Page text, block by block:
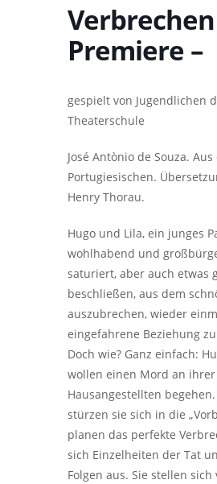
Premiere –
gespielt von Jugendlichen
Theaterschule
José Antònio de Souza. Aus
Portugiesischen.
Henry Thorau.
Hugo und Lila, ein junges
wohlhabend und
saturiert, aber auch etwas
beschließen, aus dem
auszubrechen, wieder
eingefahrene Beziehung
Doch wie? Ganz einfach:
wollen einen Mord an ihrer
Hausangestellten
stürzen sie sich in die
planen das perfekte
sich Einzelheiten der Tat
Folgen aus. Sie stellen sich